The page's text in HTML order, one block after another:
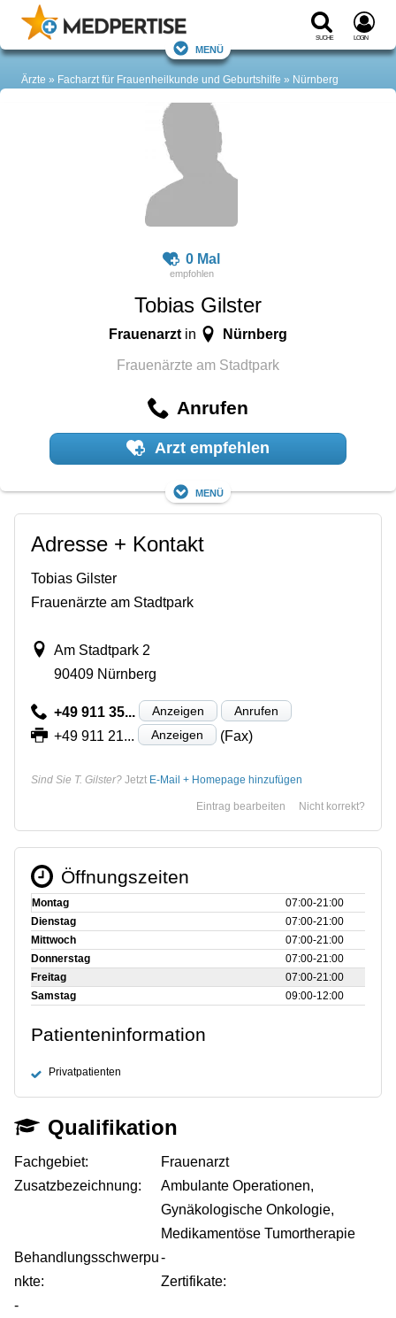
Suche Login
Menü
Ärzte Facharzt für Frauenheilkunde und Geburtshilfe Nürnberg
0 Mal
Tobias Gilster
Frauenarzt in Nürnberg
Frauenärzte am Stadtpark
Anrufen
Arzt empfehlen
Menü
Adresse + Kontakt
Tobias Gilster
Frauenärzte am Stadtpark
Am Stadtpark 2
90409 Nürnberg
+49 911 35... Anzeigen Anrufen
+49 911 21... Anzeigen (Fax)
Sind Sie T. Gilster? Jetzt E-Mail + Homepage hinzufügen
Nicht korrekt?
Eintrag bearbeiten
Öffnungszeiten
Montag
07:00‑21:00
Dienstag
07:00‑21:00
Mittwoch
07:00‑21:00
Donnerstag
07:00‑21:00
Freitag
07:00‑21:00
Samstag
09:00‑12:00
Patienteninformation
Privatpatienten
Qualifikation
Fachgebiet:
Frauenarzt
Zusatzbezeichnung:
Ambulante Operationen,
Gynäkologische Onkologie,
Medikamentöse Tumortherapie
Behandlungsschwerpu
nkte:
-
Zertifikate:
-